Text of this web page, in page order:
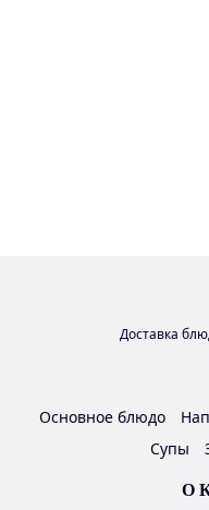
Доставка
Основное блюдо
Супы
О